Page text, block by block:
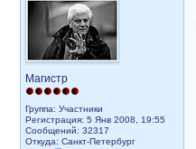
Магистр
Группа: Участники
Регистрация: 5 Янв 2008, 19:55
Сообщений: 32317
Откуда: Санкт-Петербург